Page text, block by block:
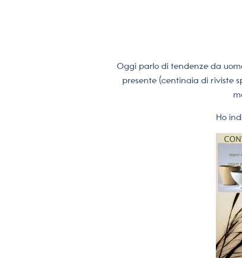
Oggi parlo di tendenze da
presente (centinaia di riviste
Ho